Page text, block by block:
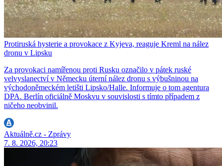
Protiruská hysterie a provokace z Kyjeva, reaguje Kreml na nález
dronu v Lipsku
Za provokaci namířenou proti Rusku označilo v pátek ruské
velvyslanectví v Německu úterní nález dronu s výbušninou na
východoněmeckém letišti Lipsko/Halle. Informuje o tom agentura
DPA. Berlín oficiálně Moskvu v souvislosti s tímto případem z
ničeho neobvinil.
Aktuálně.cz - Zprávy
7. 8. 2026, 20:23